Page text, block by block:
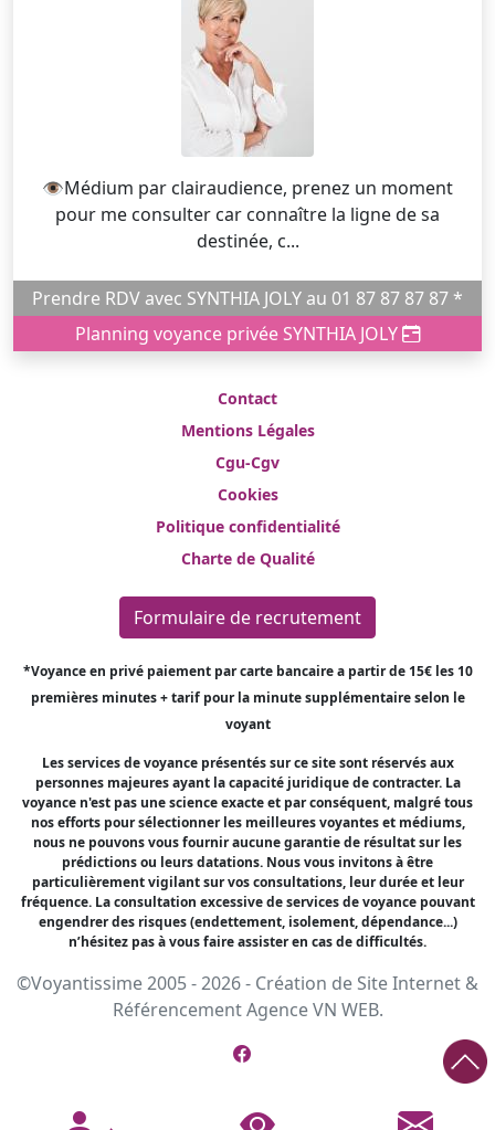
👁️Médium par clairaudience, prenez un moment
pour me consulter car connaître la ligne de sa
destinée, c...
Prendre RDV avec SYNTHIA JOLY au 01 87 87 87 87 *
Planning voyance privée SYNTHIA JOLY
Contact
Mentions Légales
Cgu-Cgv
Cookies
Politique confidentialité
Charte de Qualité
Formulaire de recrutement
*Voyance en privé paiement par carte bancaire a partir de 15€ les 10
premières minutes + tarif pour la minute supplémentaire selon le
voyant
Les services de voyance présentés sur ce site sont réservés aux
personnes majeures ayant la capacité juridique de contracter. La
voyance n'est pas une science exacte et par conséquent, malgré tous
nos efforts pour sélectionner les meilleures voyantes et médiums,
nous ne pouvons vous fournir aucune garantie de résultat sur les
prédictions ou leurs datations. Nous vous invitons à être
particulièrement vigilant sur vos consultations, leur durée et leur
fréquence. La consultation excessive de services de voyance pouvant
engendrer des risques (endettement, isolement, dépendance...)
n’hésitez pas à vous faire assister en cas de difficultés.
©Voyantissime 2005 - 2026 - Création de Site Internet &
RéférencementAgence VN WEB.